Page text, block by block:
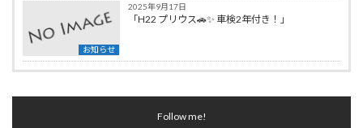
お知らせ
2025年9月17日
「H22 プリウス🚗✨ 車検2年付き！」
Follow me!